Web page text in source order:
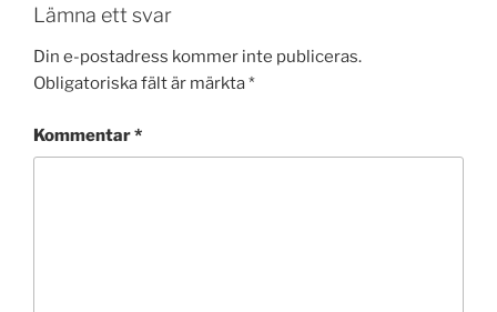
Lämna ett svar
Din e-postadress kommer inte publiceras.
Obligatoriska fält är märkta*
Kommentar*